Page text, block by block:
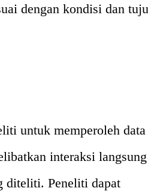
dengan kondisi dan
untuk memperoleh data
interaksi langsung
diteliti. Peneliti dapat